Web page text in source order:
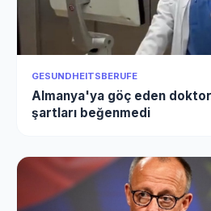
GESUNDHEITSBERUFE
Almanya'ya göç eden
şartları beğenmedi